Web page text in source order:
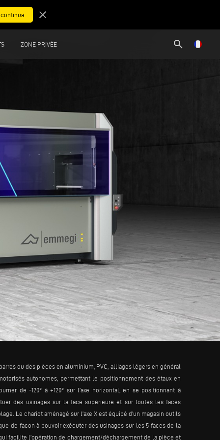
close
ZONE PRIVÉE search
ou des pièces en aluminium, PVC, alliages légers en général
autonomes, permettant le positionnement des étaux en
de -120° à +120° sur l’axe horizontal, en se positionnant à
des usinages sur la face supérieure et sur toutes les faces
Le chariot aménagé sur l’axe X est équipé d’un magasin outils
de façon à pouvoir exécuter des usinages sur les 5 faces de la
facilite l’opération de chargement/déchargement de la pièce et